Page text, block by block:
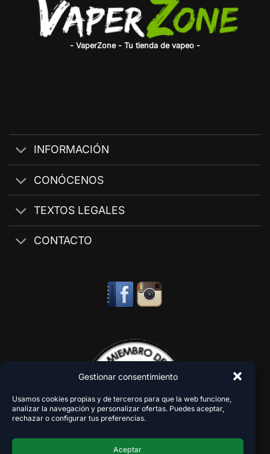
Gestionar consentimiento
Usamos cookies propias y de terceros para que la web funcione,
analizar la navegación y personalizar ofertas. Puedes aceptar,
rechazar o configurar tus preferencias.
Aceptar
- VaperZone - Tu tienda de vapeo -
INFORMACIÓN
CONÓCENOS
TEXTOS LEGALES
CONTACTO